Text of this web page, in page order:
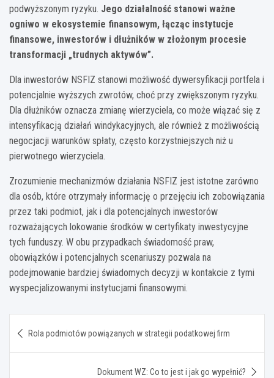
podwyższonym ryzyku. Jego działalność stanowi ważne
ogniwo w ekosystemie finansowym, łącząc instytucje
finansowe, inwestorów i dłużników w złożonym procesie
transformacji „trudnych aktywów”.
Dla inwestorów NSFIZ stanowi możliwość dywersyfikacji portfela i
potencjalnie wyższych zwrotów, choć przy zwiększonym ryzyku.
Dla dłużników oznacza zmianę wierzyciela, co może wiązać się z
intensyfikacją działań windykacyjnych, ale również z możliwością
negocjacji warunków spłaty, często korzystniejszych niż u
pierwotnego wierzyciela.
Zrozumienie mechanizmów działania NSFIZ jest istotne zarówno
dla osób, które otrzymały informację o przejęciu ich zobowiązania
przez taki podmiot, jak i dla potencjalnych inwestorów
rozważających lokowanie środków w certyfikaty inwestycyjne
tych funduszy. W obu przypadkach świadomość praw,
obowiązków i potencjalnych scenariuszy pozwala na
podejmowanie bardziej świadomych decyzji w kontakcie z tymi
wyspecjalizowanymi instytucjami finansowymi.
wpisu
Rola podmiotów powiązanych w strategii podatkowej firm
Dokument WZ: Co to jest i jak go wypełnić?